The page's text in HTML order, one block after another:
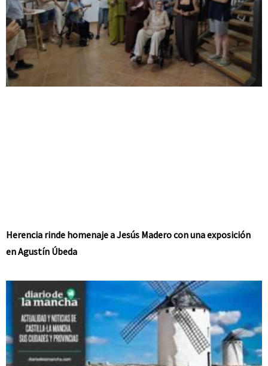
Herencia rinde homenaje a Jesús Madero con una exposición
en Agustín Úbeda